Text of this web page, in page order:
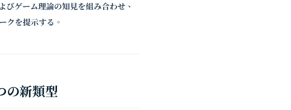
びゲーム理論の知見を組み合わせ、
クを提示する。
の新類型